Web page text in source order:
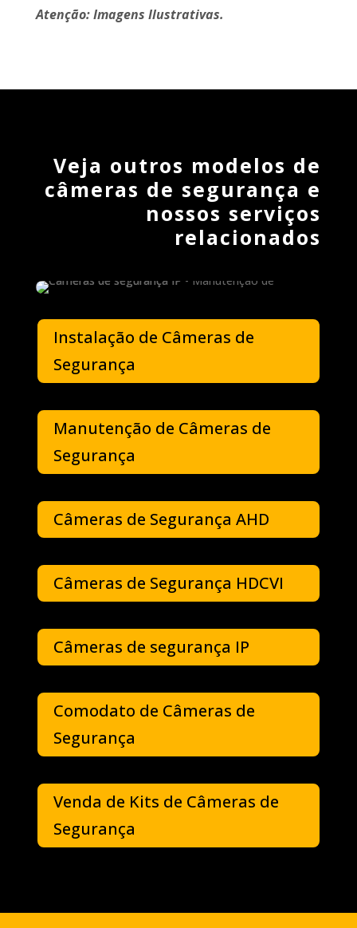
Atenção: Imagens Ilustrativas.
Veja outros modelos de
câmeras de segurança e
nossos serviços
relacionados
Instalação de Câmeras de
Segurança
Manutenção de Câmeras de
Segurança
Câmeras de Segurança AHD
Câmeras de Segurança HDCVI
Câmeras de segurança IP
Comodato de Câmeras de
Segurança
Venda de Kits de Câmeras de
Segurança